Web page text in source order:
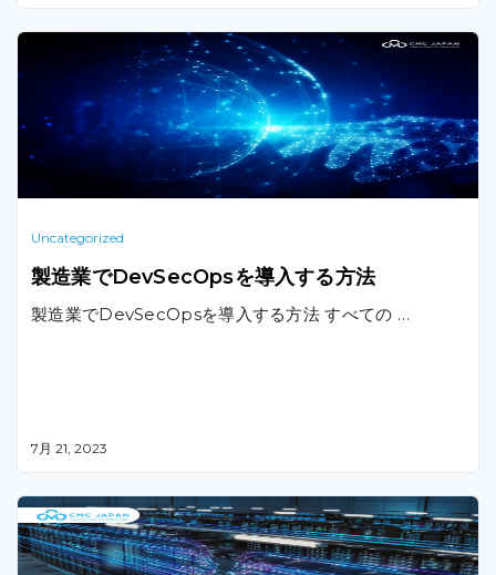
Uncategorized
製造業でDevSecOpsを導入する方法
製造業でDevSecOpsを導入する方法 すべての …
7月 21, 2023